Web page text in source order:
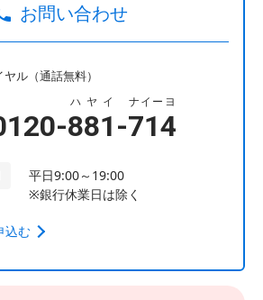
お問い合わせ
ル（通話無料）
881
ハヤイ
-714
ナイーヨ
平日9:00～19:00
※銀行休業日は除く
込む